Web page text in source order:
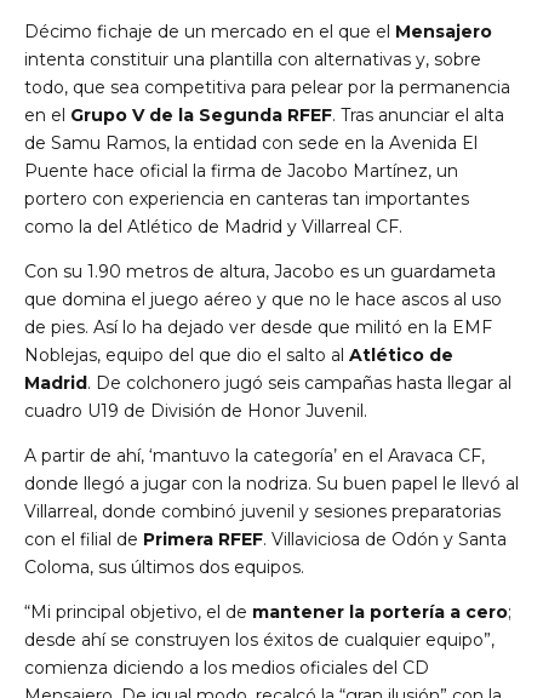
Décimo fichaje de un mercado en el que el Mensajero
intenta constituir una plantilla con alternativas y, sobre
todo, que sea competitiva para pelear por la permanencia
en el Grupo V de la Segunda RFEF. Tras anunciar el alta
de Samu Ramos, la entidad con sede en la Avenida El
Puente hace oficial la firma de Jacobo Martínez, un
portero con experiencia en canteras tan importantes
como la del Atlético de Madrid y Villarreal CF.
Con su 1.90 metros de altura, Jacobo es un guardameta
que domina el juego aéreo y que no le hace ascos al uso
de pies. Así lo ha dejado ver desde que militó en la EMF
Noblejas, equipo del que dio el salto al Atlético de
Madrid . De colchonero jugó seis campañas hasta llegar al
cuadro U19 de División de Honor Juvenil.
A partir de ahí, ‘mantuvo la categoría’ en el Aravaca CF,
donde llegó a jugar con la nodriza. Su buen papel le llevó al
Villarreal, donde combinó juvenil y sesiones preparatorias
con el filial de Primera RFEF. Villaviciosa de Odón y Santa
Coloma, sus últimos dos equipos.
“Mi principal objetivo, el de mantener la portería a cero;
desde ahí se construyen los éxitos de cualquier equipo”,
comienza diciendo a los medios oficiales del CD